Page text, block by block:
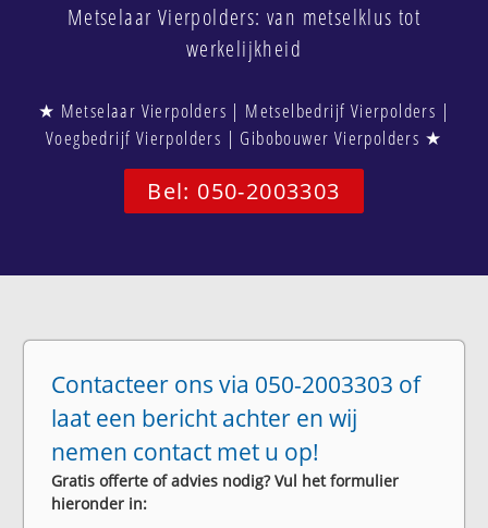
Metselaar Vierpolders: van metselklus tot
werkelijkheid
★ Metselaar Vierpolders | Metselbedrijf Vierpolders |
Voegbedrijf Vierpolders | Gibobouwer Vierpolders ★
Bel: 050-2003303
Contacteer ons via 050-2003303 of
laat een bericht achter en wij
nemen contact met u op!
Gratis offerte of advies nodig? Vul het formulier
hieronder in: